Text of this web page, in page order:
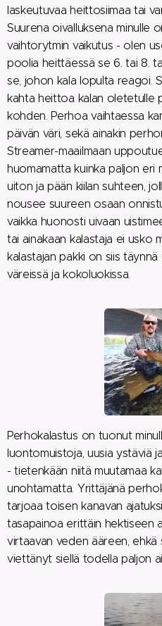
laskeutuvaa heittosiimaa tai
Suurena oivalluksena minulle
vaihtorytmin vaikutus - olen
poolia heittäessä se 6. tai 8.
se, johon kala lopulta reagoi.
kahta heittoa kalan oletetulle
kohden. Perhoa vaihtaessa
päivän väri, sekä ainakin
Streamer-maailmaan
huomamatta kuinka paljon eri
uiton ja pään kiilan suhteen,
nousee suureen osaan
vaikka huonosti uivaan
tai ainakaan kalastaja ei usko
kalastajan pakki on siis täynnä
väreissä ja kokoluokissa.
Perhokalastus on tuonut
luontomuistoja, uusia ystäviä
- tietenkään niitä muutamaa
unohtamatta. Yrittäjänä
tarjoaa toisen kanavan
tasapainoa erittäin hektiseen
virtaavan veden ääreen,
viettänyt siellä todella paljon